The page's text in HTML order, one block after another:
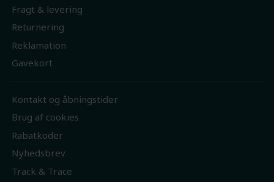
Fragt & levering
Returnering
Reklamation
Gavekort
Kontakt og åbningstider
Brug af cookies
Rabatkoder
Nyhedsbrev
Track & Trace